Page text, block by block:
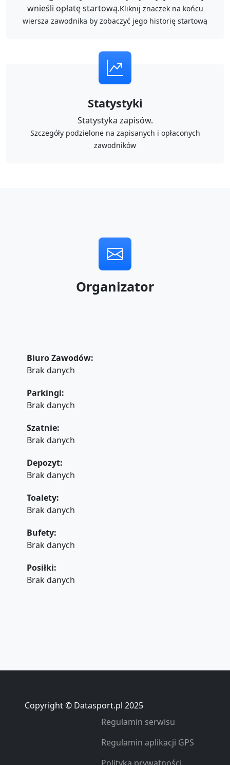
wnieśli opłatę startową.Kliknij znaczek na końcu
wiersza zawodnika by zobaczyć jego historię startową
Statystyki
Statystyka zapisów.
Szczegóły podzielone na zapisanych i opłaconych
zawodników
Organizator
Biuro Zawodów:
Brak danych
Parkingi:
Brak danych
Szatnie:
Brak danych
Depozyt:
Brak danych
Toalety:
Brak danych
Bufety:
Brak danych
Posiłki:
Brak danych
Copyright © Datasport.pl 2025
Regulamin serwisu
Regulamin aplikacji GPS